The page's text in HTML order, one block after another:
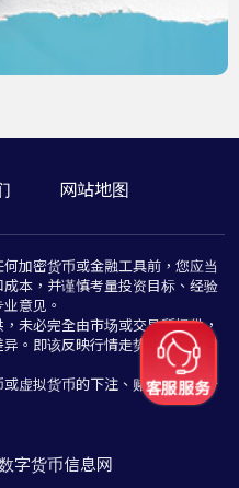
网站地图
加密货币或金融工具前，您应当
本，并谨慎考量投资目标、经验
意见。
未必完全由市场或交易所提供，
。即该反映行情走势价格仅为指
虚拟货币的下注、赌博与推介行
字货币信息网